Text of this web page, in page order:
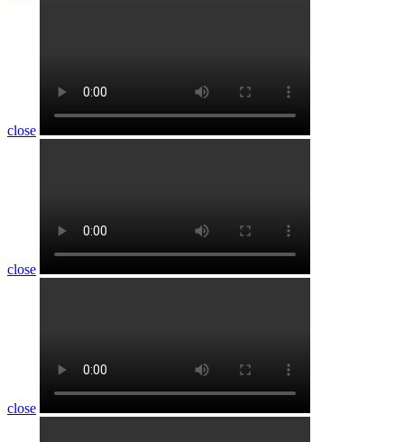
close
close
close